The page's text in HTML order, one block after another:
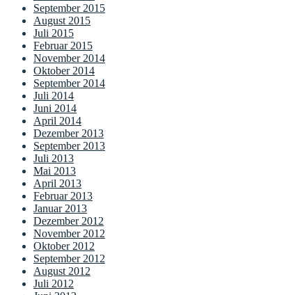
September 2015
August 2015
Juli 2015
Februar 2015
November 2014
Oktober 2014
September 2014
Juli 2014
Juni 2014
April 2014
Dezember 2013
September 2013
Juli 2013
Mai 2013
April 2013
Februar 2013
Januar 2013
Dezember 2012
November 2012
Oktober 2012
September 2012
August 2012
Juli 2012